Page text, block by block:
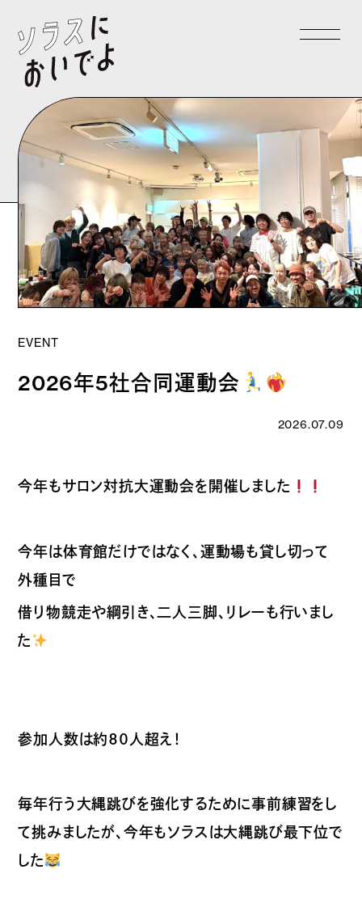
EVENT
2026年5社合同運動会
2026.07.09
今年もサロン対抗大運動会を開催しました
今年は体育館だけではなく、運動場も貸し切って
外種目で
借り物競走や綱引き、二人三脚、リレーも行いまし
た
参加人数は約８０人超え！
毎年行う大縄跳びを強化するために事前練習をし
て挑みましたが、今年もソラスは大縄跳び最下位で
した